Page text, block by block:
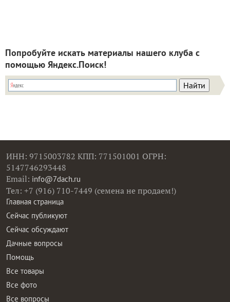
Попробуйте искать материалы нашего клуба с
помощью Яндекс.Поиск!
ИНН: 9715003782 КПП: 771501001 ОГРН:
5147746293448
Email: info@7dach.ru
Тел: +7 (916) 710-7449 (семена не продаем!)
Главная страница
Сейчас публикуют
Сейчас обсуждают
Дачные вопросы
Помощь
Все товары
Все фото
Все вопросы